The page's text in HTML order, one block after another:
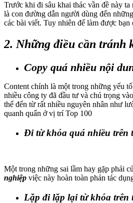
Trước khi đi sâu khai thác vần đề này
là con đường dẫn người dùng đến
các bài viết. Tuy nhiên để làm được
2. Những điều cần tránh
Copy quá nhiều nội
Content chính là một trong những yếu
nhiều công ty đã đầu tư và chú trọng
thể đến từ rất nhiều nguyên nhân như
quanh quẩn ở vị trí Top 100
Đi từ khóa quá nhiều trên
Một trong những sai lầm hay gặp phải
nghiệp việc này hoàn toàn phản tác
Lặp đi lặp lại từ khóa trên